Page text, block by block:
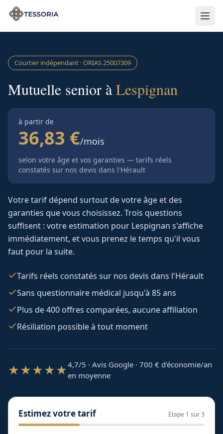
Aller au contenu principal
Courtier indépendant · ORIAS25007309
Mutuelle senior àLespignan
à partir de
36,83 €/mois
selon votre âge et vos garanties — tarifs réels
constatés sur nos devis dans l'Hérault
Votre tarif dépend surtout de votre âge et des
garanties que vous choisissez. Trois questions
suffisent : votre estimation pour Lespignan s'affiche
immédiatement, et vous prenez le temps qu'il vous
faut pour la suite.
Tarifs réels constatés sur nos devis dans l'Hérault
Sans questionnaire médical jusqu'à 85 ans
Plus de 400 offres comparées, aucune affiliation
Résiliation possible à tout moment
★★★★★4,7/5 · Avis Google · 700 € d'économie/an
en moyenne
Estimez votre tarif Étape 1 sur 3